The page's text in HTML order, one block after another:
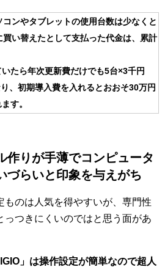
ンやタブレットの使用台数は少なくと
い替えたとして支払った代金は、累計
たら年次更新費だけでも5台×3千円
、初期導入費を入れるとおおそ30万円
す。
作りが手薄でコンピュータ
づらいと印象を与えがち
ものは人気を得やすいが、専門性
っつきにくいのではと思う面があ
」は操作設定が簡単なので超人